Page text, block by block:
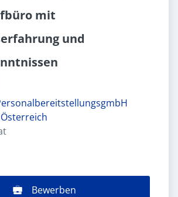
mit
und
:
Bewerben